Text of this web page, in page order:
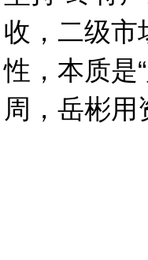
收，二级市
性，本质
周，岳彬